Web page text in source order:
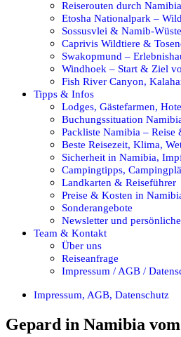
Reiserouten durch
Etosha Nationalpark –
Sossusvlei & Namib-
Caprivis Wildtiere &
Swakopmund –
Windhoek – Start & Ziel
Fish River Canyon,
Tipps & Infos
Lodges, Gästefarmen,
Buchungssituation
Packliste Namibia – Reise
Beste Reisezeit, Klima,
Sicherheit in Namibia,
Campingtipps,
Landkarten & Reiseführer
Preise & Kosten in
Sonderangebote
Newsletter und
Team & Kontakt
Über uns
Reiseanfrage
Impressum / AGB /
Impressum, AGB, Datenschutz
Gepard in Namibia